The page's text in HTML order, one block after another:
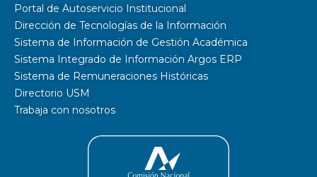
Portal de Autoservicio Institucional
Dirección de Tecnologías de la Información
Sistema de Información de Gestión Académica
Sistema Integrado de Información Argos ERP
Sistema de Remuneraciones Históricas
Directorio USM
Trabaja con nosotros